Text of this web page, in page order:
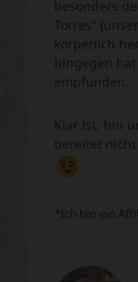
besonders
Torres“
körperlich
hingegen
empfunden.
Klar ist, hin
bereitet
*Ich bin ein